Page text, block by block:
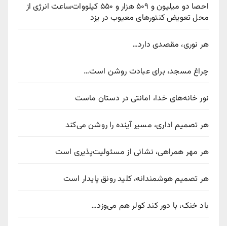
احصا دو میلیون و ۵۰۹ هزار و ۵۵۰ کیلووات‌ساعت انرژی از
محل تعویض کنتورهای معیوب در یزد
هر نوری، مقصدی دارد…
چراغ مسجد، برای عبادت روشن است…
نور خانه‌های خدا، امانتی در دستان ماست
هر تصمیم اداری، مسیر آینده را روشن می‌کند
هر مهر همراهی، نشانی از مسئولیت‌پذیری است
هر تصمیم هوشمندانه، کلید رونق پایدار است
باد خنک، با دور کند کولر هم می‌وزد…